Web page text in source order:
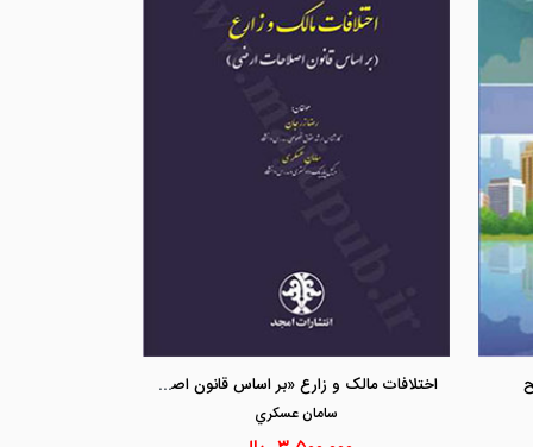
مشاهده و خرید
اختلافات مالک و زارع «بر اساس قانون اصلاحات ارضی»
سامان عسكري